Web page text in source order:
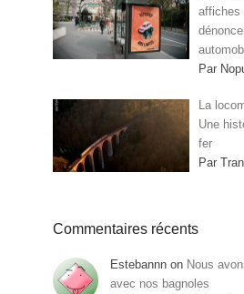
affiches
Par
La
Une
fer
Par
Commentaires récents
Estebannn on Nous
avec nos bagnoles